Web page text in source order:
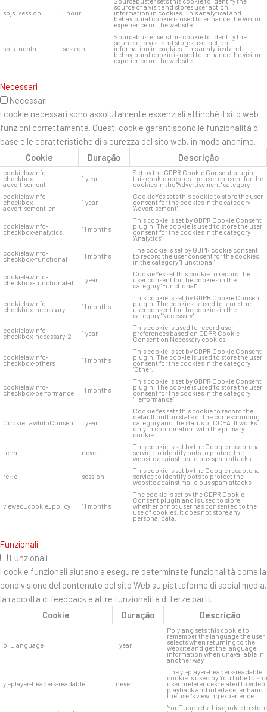
sbjs_session 1 hour
source of a visit and stores user action
information in cookies. This analytical and
behavioural cookie is used to enhance the visitor
experience on the website.
sbjs_udata session
Sourcebuster sets this cookie to identify the
source of a visit and stores user action
information in cookies. This analytical and
behavioural cookie is used to enhance the visitor
experience on the website.
Necessari
Necessari
I cookie necessari sono assolutamente essenziali affinché il sito web
funzioni correttamente. Questi cookie garantiscono le funzionalità di
base e le caratteristiche di sicurezza del sito web, in modo anonimo.
Cookie
Duração Descrição
cookielawinfo-
checkbox-
advertisement
1 year
Set by the GDPR Cookie Consent plugin,
this cookie records the user consent for the
cookies in the "Advertisement" category.
cookielawinfo-
checkbox-
advertisement-en
1 year
CookieYes sets this cookie to store the user
consent for the cookies in the category
"Advertisement".
cookielawinfo-
checkbox-analytics 11 months
This cookie is set by GDPR Cookie Consent
plugin. The cookie is used to store the user
consent for the cookies in the category
"Analytics".
cookielawinfo-
checkbox-functional 11 months
The cookie is set by GDPR cookie consent
to record the user consent for the cookies
in the category "Functional".
cookielawinfo-
checkbox-functional-it 1 year
CookieYes set this cookie to record the
user consent for the cookies in the
category "Functional".
cookielawinfo-
checkbox-necessary 11 months
This cookie is set by GDPR Cookie Consent
plugin. The cookies is used to store the
user consent for the cookies in the
category "Necessary".
cookielawinfo-
checkbox-necessary-2 1 year
This cookie is used to record user
preferences based on GDPR Cookie
Consent on Necessary cookies.
cookielawinfo-
checkbox-others 11 months
This cookie is set by GDPR Cookie Consent
plugin. The cookie is used to store the user
consent for the cookies in the category
"Other.
cookielawinfo-
checkbox-performance 11 months
This cookie is set by GDPR Cookie Consent
plugin. The cookie is used to store the user
consent for the cookies in the category
"Performance".
CookieLawInfoConsent 1 year
CookieYes sets this cookie to record the
default button state of the corresponding
category and the status of CCPA. It works
only in coordination with the primary
cookie.
rc::a never
This cookie is set by the Google recaptcha
service to identify bots to protect the
website against malicious spam attacks.
rc::c session
This cookie is set by the Google recaptcha
service to identify bots to protect the
website against malicious spam attacks.
viewed_cookie_policy 11 months
The cookie is set by the GDPR Cookie
Consent plugin and is used to store
whether or not user has consented to the
use of cookies. It does not store any
personal data.
Funzionali
Funzionali
I cookie funzionali aiutano a eseguire determinate funzionalità come la
condivisione del contenuto del sito Web su piattaforme di social media,
la raccolta di feedback e altre funzionalità di terze parti.
Cookie
Duração Descrição
pll_language 1 year
Polylang sets this cookie to
remember the language the user
selects when returning to the
website and get the language
information when unavailable in
another way.
yt-player-headers-readable never
The yt-player-headers-readable
cookie is used by YouTube to
user preferences related to video
playback and interface,
the user's viewing experience.
YouTube sets this cookie to store